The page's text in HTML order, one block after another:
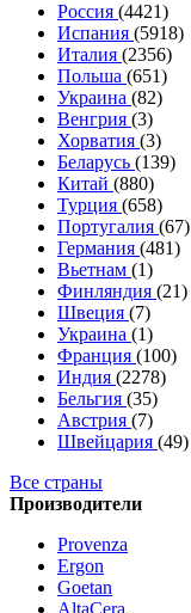
Россия (4421)
Испания (5918)
Италия (2356)
Польша (651)
Украина (82)
Венгрия (3)
Хорватия (3)
Беларусь (139)
Китай (880)
Турция (658)
Португалия (67)
Германия (481)
Вьетнам (1)
Финляндия (21)
Швеция (7)
Украина (1)
Франция (100)
Индия (2278)
Бельгия (35)
Австрия (7)
Швейцария (49)
Все страны
Производители
Provenza
Ergon
Goetan
AltaСera